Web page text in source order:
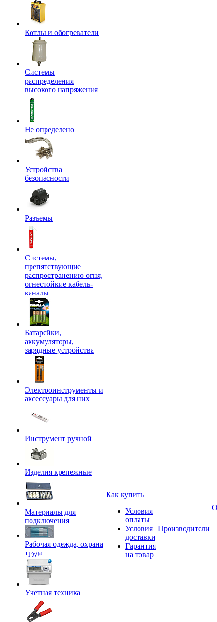
Котлы и обогреватели
Системы
распределения
высокого напряжения
Не определено
Устройства
безопасности
Разъемы
Системы,
препятствующие
распространению огня,
огнестойкие кабель-
каналы
Батарейки,
аккумуляторы,
зарядные устройства
Электроинструменты и
аксессуары для них
Инструмент ручной
Изделия крепежные
Материалы для
подключения
Рабочая одежда, охрана
труда
Учетная техника
Как купить
Условия
оплаты
Условия
доставки
Гарантия
на товар
Производители